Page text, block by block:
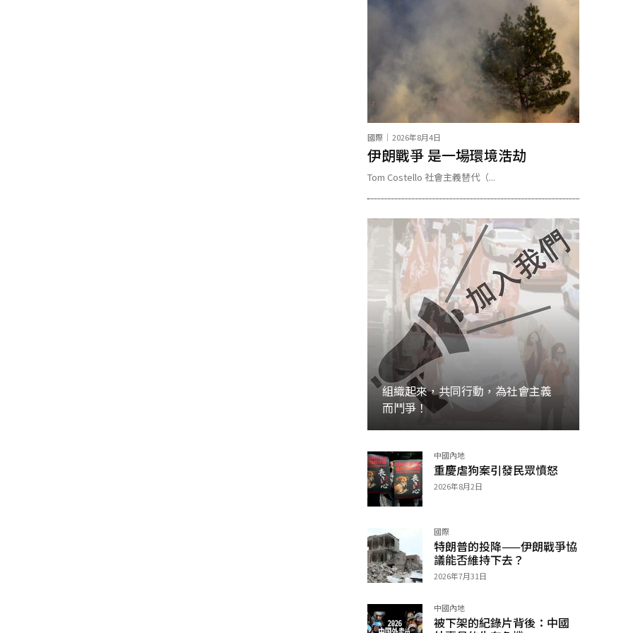
國際 2026年8月4日
伊朗戰爭 是一場環境浩劫
Tom Costello 社會主義替代（...
組織起來，共同行動，為社會主義
而鬥爭！
加入 中國內地
重慶虐狗案引發民眾憤怒
2026年8月2日
國際
特朗普的投降——伊朗戰爭協
議能否維持下去？
2026年7月31日
中國內地
被下架的紀錄片背後：中國